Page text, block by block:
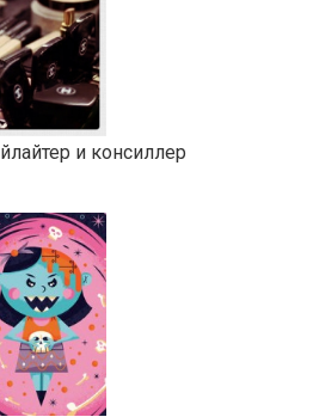
и консиллер